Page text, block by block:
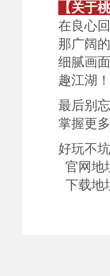
【关于
在良心
那广阔
细腻画
趣江湖！
最后别
掌握更
好玩不
官网地
下载地